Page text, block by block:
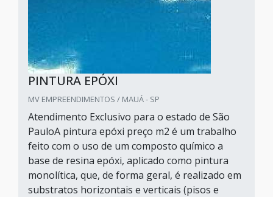
PINTURA EPÓXI
MV EMPREENDIMENTOS / MAUÁ - SP
Atendimento Exclusivo para o estado de São
PauloA pintura epóxi preço m2 é um trabalho
feito com o uso de um composto químico a
base de resina epóxi, aplicado como pintura
monolítica, que, de forma geral, é realizado em
substratos horizontais e verticais (pisos e